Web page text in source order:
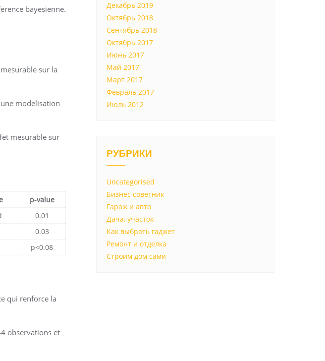
bayesienne.
sur la
modelisation
mesurable sur
p-value
0.01
0.03
p<0.08
qui renforce la
observations et
Декабрь 2019
Октябрь 2018
Сентябрь 2018
Октябрь 2017
Июнь 2017
Май 2017
Март 2017
Февраль 2017
Июль 2012
РУБРИКИ
Uncategorised
Бизнес советник
Гараж и авто
Дача, участок
Как выбрать гаджет
Ремонт и отделка
Строим дом сами